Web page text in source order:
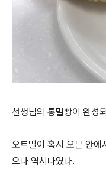
선생님의 통밀빵이 완성
오트밀이 혹시 오븐 안에
으나 역시나였다.